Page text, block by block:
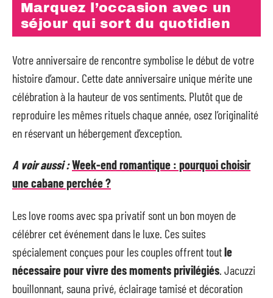
Marquez l’occasion avec un
séjour qui sort du quotidien
Votre anniversaire de rencontre symbolise le début de votre
histoire d’amour. Cette date anniversaire unique mérite une
célébration à la hauteur de vos sentiments. Plutôt que de
reproduire les mêmes rituels chaque année, osez l’originalité
en réservant un hébergement d’exception.
A voir aussi :Week-end romantique : pourquoi choisir
une cabane perchée ?
Les love rooms avec spa privatif sont un bon moyen de
célébrer cet événement dans le luxe. Ces suites
spécialement conçues pour les couples offrent toutle
nécessaire pour vivre des moments privilégiés . Jacuzzi
bouillonnant, sauna privé, éclairage tamisé et décoration